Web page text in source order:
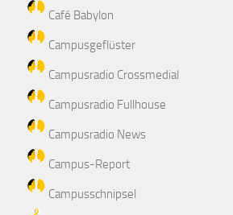
Café Babylon
Campusgeflüster
Campusradio Crossmedial
Campusradio Fullhouse
Campusradio News
Campus-Report
Campusschnipsel